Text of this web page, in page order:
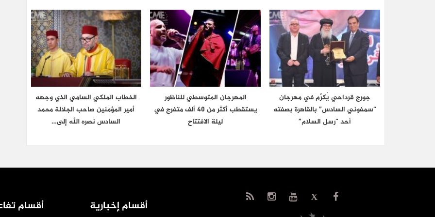
جورج قرداحي يُكرَّم في مهرجان
“سمفوني السادس” بالقاهرة بصفته
أحد “رسل السلام”
المهرجان المتوسطي للناظور
يستقطب أكثر من 40 ألف متفرج في
ليلة الافتتاح
الخطاب الملكي السامي الذي وجهه
أمير المؤمنين صاحب الجلالة محمد
السادس نصره الله إلى…
أقسام إخبارية أقسام